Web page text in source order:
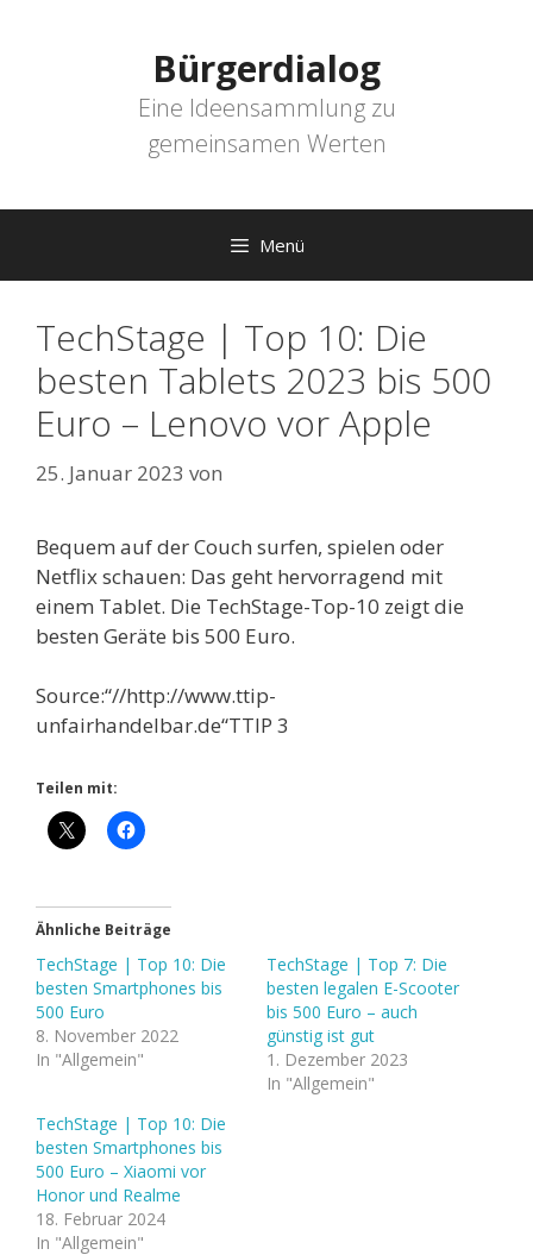
Bürgerdialog
Eine Ideensammlung zu
gemeinsamen Werten
Menü
TechStage | Top 10: Die
besten Tablets 2023 bis 500
Euro – Lenovo vor Apple
25. Januar 2023 von
Bequem auf der Couch surfen, spielen oder
Netflix schauen: Das geht hervorragend mit
einem Tablet. Die TechStage-Top-10 zeigt die
besten Geräte bis 500 Euro.
Source:“//http://www.ttip-
unfairhandelbar.de“TTIP 3
Teilen mit:
Ähnliche Beiträge
TechStage | Top 10: Die
besten Smartphones bis
500 Euro
8. November 2022
In "Allgemein"
TechStage | Top 7: Die
besten legalen E-Scooter
bis 500 Euro – auch
günstig ist gut
1. Dezember 2023
In "Allgemein"
TechStage | Top 10: Die
besten Smartphones bis
500 Euro – Xiaomi vor
Honor und Realme
18. Februar 2024
In "Allgemein"